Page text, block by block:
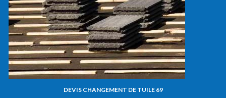
DEVIS CHANGEMENT DE TUILE 69